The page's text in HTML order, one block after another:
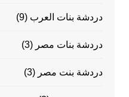
دردشة بنات العرب (9)
دردشة بنات مصر (3)
دردشة بنت مصر (3)